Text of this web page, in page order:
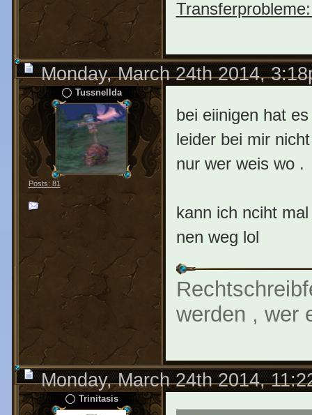
Monday, March 24th 2014,
Tussnellda
Posts: 81
bei eiinigen hat
leider bei mir
nur wer weis wo .
kann ich nciht
nen weg lol
werden , wer
Monday, March 24th 2014,
Trinitasis